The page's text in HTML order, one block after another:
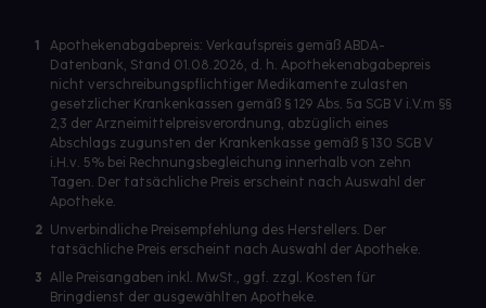
1
Apothekenabgabepreis: Verkaufspreis gemäß ABDA-
Datenbank, Stand 01.08.2026, d. h. Apothekenabgabepreis
nicht verschreibungspflichtiger Medikamente zulasten
gesetzlicher Krankenkassen gemäß § 129 Abs. 5a SGB V i.V.m §§
2,3 der Arzneimittelpreisverordnung, abzüglich eines
Abschlags zugunsten der Krankenkasse gemäß § 130 SGB V
i.H.v. 5% bei Rechnungsbegleichung innerhalb von zehn
Tagen. Der tatsächliche Preis erscheint nach Auswahl der
Apotheke.
2 Unverbindliche Preisempfehlung des Herstellers. Der
tatsächliche Preis erscheint nach Auswahl der Apotheke.
3 Alle Preisangaben inkl. MwSt., ggf. zzgl. Kosten für
Bringdienst der ausgewählten Apotheke.